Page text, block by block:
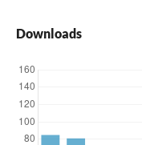
Downloads